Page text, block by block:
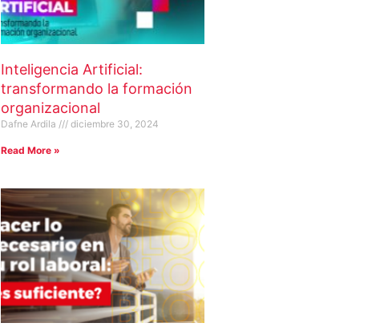
Inteligencia Artificial:
transformando la formación
organizacional
Dafne Ardila diciembre 30, 2024
Read More »